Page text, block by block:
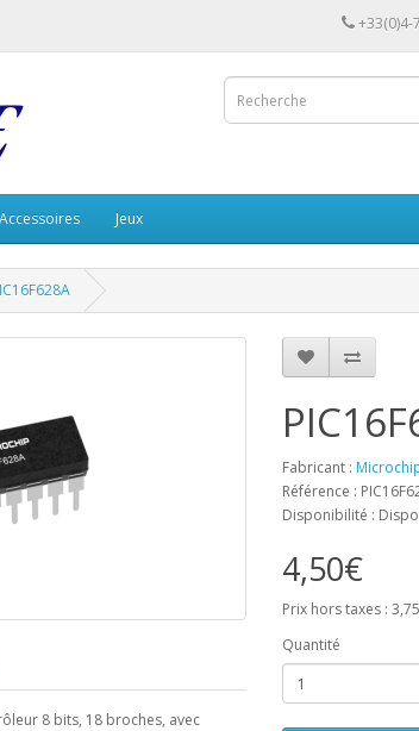
+33(0)4-
Accessoires Jeux
8 bits, 18 broches, avec
Fabricant :
Référence :
Disponibilité :
4,50€
Prix hors taxes :
Quantité